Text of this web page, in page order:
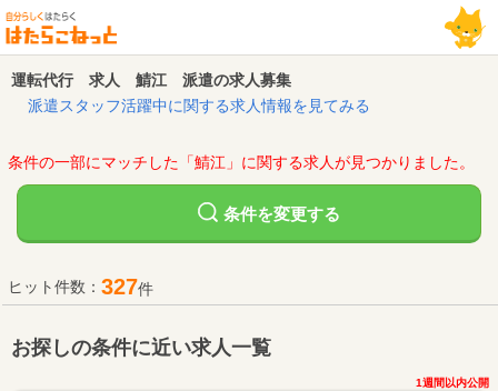
運転代行 求人 鯖江 派遣の求人募集
派遣スタッフ活躍中に関する求人情報を見てみる
条件の一部にマッチした「鯖江」に関する求人が見つかりました。
条件を変更する
ヒット件数： 327件
お探しの条件に近い求人一覧
1週間以内公開